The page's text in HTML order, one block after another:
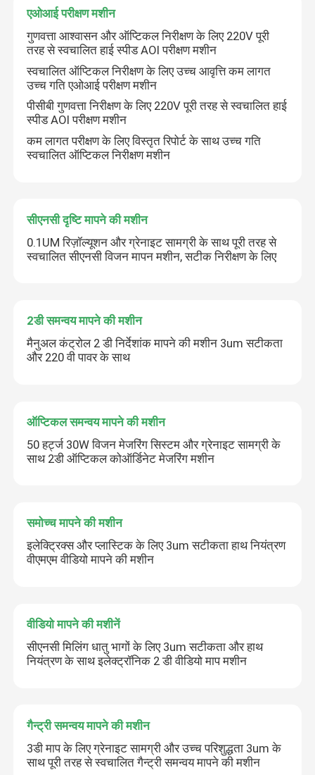
एओआई परीक्षण मशीन
गुणवत्ता आश्वासन और ऑप्टिकल निरीक्षण के लिए 220V पूरी
तरह से स्वचालित हाई स्पीड AOI परीक्षण मशीन
स्वचालित ऑप्टिकल निरीक्षण के लिए उच्च आवृत्ति कम लागत
उच्च गति एओआई परीक्षण मशीन
पीसीबी गुणवत्ता निरीक्षण के लिए 220V पूरी तरह से स्वचालित हाई
स्पीड AOI परीक्षण मशीन
कम लागत परीक्षण के लिए विस्तृत रिपोर्ट के साथ उच्च गति
स्वचालित ऑप्टिकल निरीक्षण मशीन
सीएनसी दृष्टि मापने की मशीन
0.1UM रिज़ॉल्यूशन और ग्रेनाइट सामग्री के साथ पूरी तरह से
स्वचालित सीएनसी विजन मापन मशीन, सटीक निरीक्षण के लिए
2डी समन्वय मापने की मशीन
मैनुअल कंट्रोल 2 डी निर्देशांक मापने की मशीन 3um सटीकता
और 220 वी पावर के साथ
ऑप्टिकल समन्वय मापने की मशीन
50 हर्ट्ज 30W विजन मेजरिंग सिस्टम और ग्रेनाइट सामग्री के
साथ 2डी ऑप्टिकल कोऑर्डिनेट मेजरिंग मशीन
समोच्च मापने की मशीन
इलेक्ट्रिक्स और प्लास्टिक के लिए 3um सटीकता हाथ नियंत्रण
वीएमएम वीडियो मापने की मशीन
वीडियो मापने की मशीनें
सीएनसी मिलिंग धातु भागों के लिए 3um सटीकता और हाथ
नियंत्रण के साथ इलेक्ट्रॉनिक 2 डी वीडियो माप मशीन
गैन्ट्री समन्वय मापने की मशीन
3डी माप के लिए ग्रेनाइट सामग्री और उच्च परिशुद्धता 3um के
साथ पूरी तरह से स्वचालित गैन्ट्री समन्वय मापने की मशीन